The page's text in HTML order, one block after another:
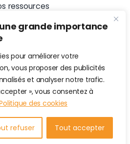
grande importance
pour améliorer votre
vous proposer des publicités
et analyser notre trafic.
», vous consentez à
des cookies
refuser Tout accepter
ressources
Agence Web
SUIVRE
en maintenance informatique &
•
Alez PC, Agence Web•Login Rapport
d'Intervention